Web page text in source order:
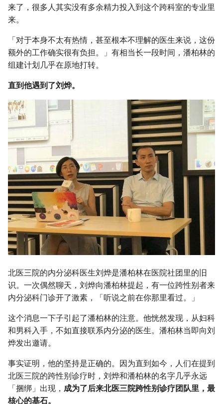
来了，很多人其实没有多余精力投入到这个跨科室的专业里
来。
「对于本身不太有热情，甚至根本不理解的医生来说，这份
额外的工作确实很有负担。」有相当长一段时间，潘柏林的
组建计划几乎在原地打转。
直到他遇到了刘烨。
北医三院的内分泌科医生刘烨是潘柏林在医院社团里的旧
识。一次偶然聊天，刘烨向潘柏林提起，有一位跨性别者来
内分泌科门诊开了激素，「听说之前在你那里看过。」
这个消息一下子引起了潘柏林的注意。他恍然发现，从妇科
和男科入手，不如直接联系内分泌的医生。潘柏林当即向刘
烨发出邀请。
事实证明，他的坚持是正确的。因为直到如今，人们在提到
北医三院的跨性别诊疗时，刘烨和潘柏林的名字几乎永远
「捆绑」出现， 成为了后来北医三院跨性别诊疗团队里，最
核心的基石。